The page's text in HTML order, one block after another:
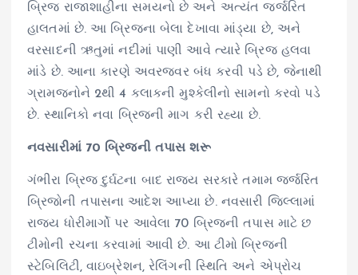
બ્રિજ રાજાશાહીના સમયનો છે અને અત્યંત જર્જરિત
હાલતમાં છે. આ બ્રિજના બેલા દેખાવા માંડ્યા છે, અને
વરસાદની ઋતુમાં નદીમાં પાણી આવે ત્યારે બ્રિજ હલવા
માંડે છે. આના કારણે અવરજવર બંધ કરવી પડે છે, જેનાથી
ગ્રામજનોને 2થી 4 કલાકની મુશ્કેલીનો સામનો કરવો પડે
છે. સ્થાનિકો નવા બ્રિજની માગ કરી રહ્યા છે.
નવસારીમાં 70 બ્રિજની તપાસ શરૂ
ગંભીરા બ્રિજ દુર્ઘટના બાદ રાજ્ય સરકારે તમામ જર્જરિત
બ્રિજોની તપાસના આદેશ આપ્યા છે. નવસારી જિલ્લામાં
રાજ્ય ધોરીમાર્ગો પર આવેલા 70 બ્રિજની તપાસ માટે છ
ટીમોની રચના કરવામાં આવી છે. આ ટીમો બ્રિજની
સ્ટેબિલિટી, વાઇબ્રેશન, રેલિંગની સ્થિતિ અને એપ્રોચ